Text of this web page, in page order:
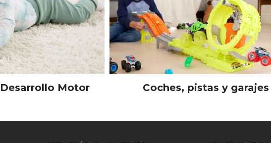
Motor Coches, pistas y garajes